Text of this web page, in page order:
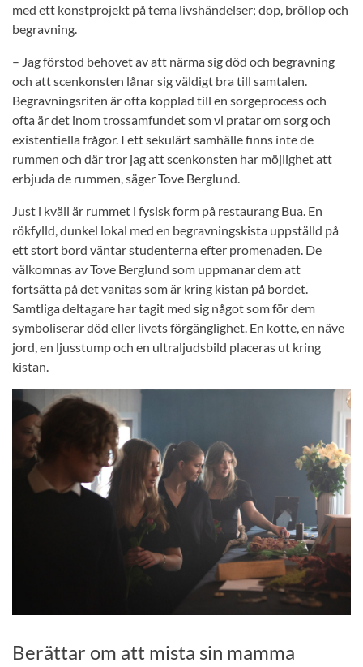
med ett konstprojekt på tema livshändelser; dop, bröllop och
begravning.
– Jag förstod behovet av att närma sig död och begravning
och att scenkonsten lånar sig väldigt bra till samtalen.
Begravningsriten är ofta kopplad till en sorgeprocess och
ofta är det inom trossamfundet som vi pratar om sorg och
existentiella frågor. I ett sekulärt samhälle finns inte de
rummen och där tror jag att scenkonsten har möjlighet att
erbjuda de rummen, säger Tove Berglund.
Just i kväll är rummet i fysisk form på restaurang Bua. En
rökfylld, dunkel lokal med en begravningskista uppställd på
ett stort bord väntar studenterna efter promenaden. De
välkomnas av Tove Berglund som uppmanar dem att
fortsätta på det vanitas som är kring kistan på bordet.
Samtliga deltagare har tagit med sig något som för dem
symboliserar död eller livets förgänglighet. En kotte, en näve
jord, en ljusstump och en ultraljudsbild placeras ut kring
kistan.
Berättar om att mista sin mamma